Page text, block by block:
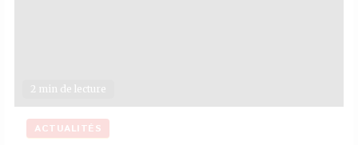
2 min de lecture
ACTUALITÉS